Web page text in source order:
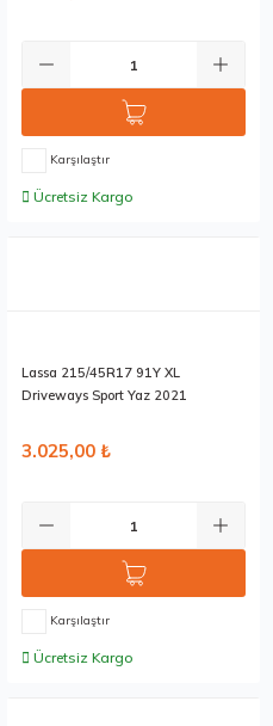
Karşılaştır
Ücretsiz Kargo
Lassa 215/45R17 91Y XL
Driveways Sport Yaz 2021
3.025,00 ₺
Karşılaştır
Ücretsiz Kargo